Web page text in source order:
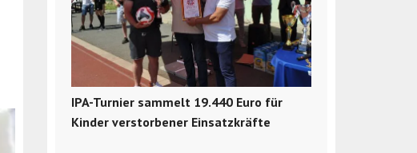
IPA-Turnier sammelt 19.440 Euro für
Kinder verstorbener Einsatzkräfte